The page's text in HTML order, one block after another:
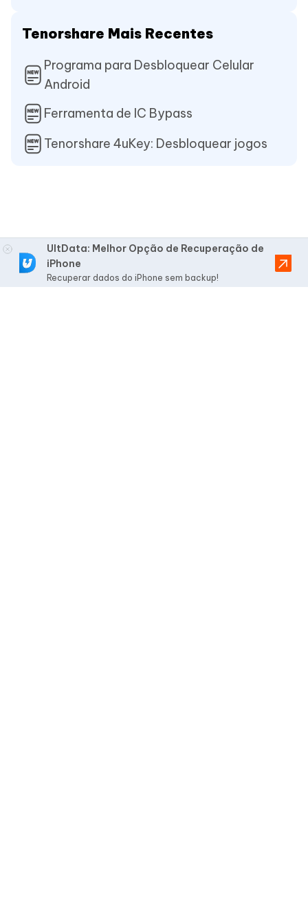
Tenorshare Mais Recentes
Programa para Desbloquear Celular
Android
Ferramenta de IC Bypass
Tenorshare 4uKey: Desbloquear jogos
UltData: Melhor Opção de Recuperação de
iPhone
Recuperar dados do iPhone sem backup!